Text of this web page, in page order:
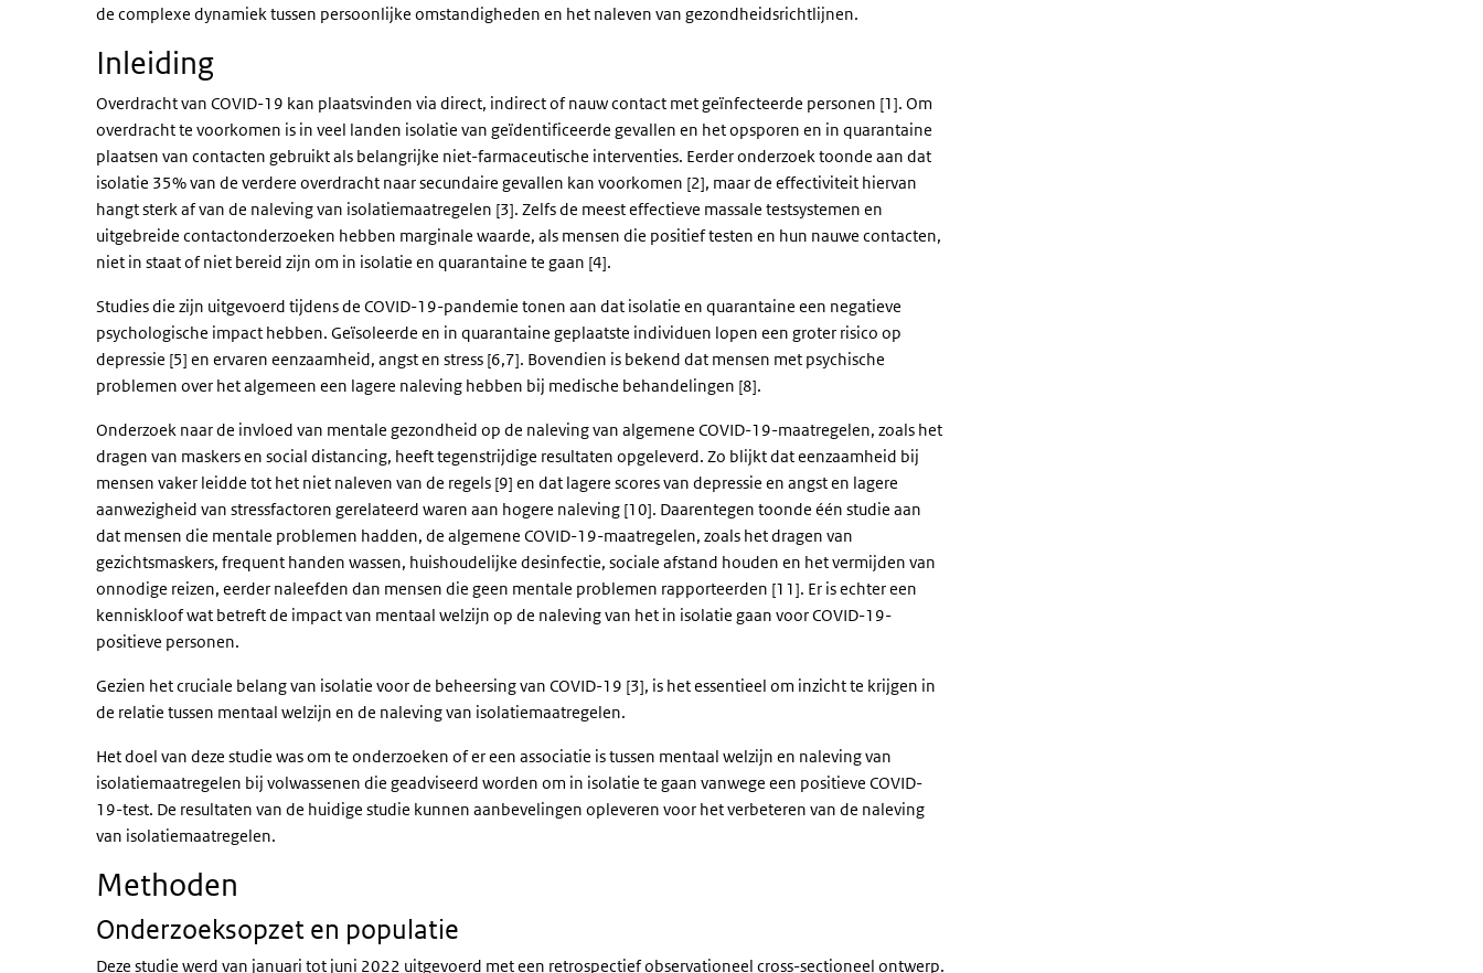
de complexe dynamiek tussen persoonlijke omstandigheden en het naleven van gezondheidsrichtlijnen.
Inleiding
Overdracht van COVID-19 kan plaatsvinden via direct, indirect of nauw contact met geïnfecteerde personen [1]. Om
overdracht te voorkomen is in veel landen isolatie van geïdentificeerde gevallen en het opsporen en in quarantaine
plaatsen van contacten gebruikt als belangrijke niet-farmaceutische interventies. Eerder onderzoek toonde aan dat
isolatie 35% van de verdere overdracht naar secundaire gevallen kan voorkomen [2], maar de effectiviteit hiervan
hangt sterk af van de naleving van isolatiemaatregelen [3]. Zelfs de meest effectieve massale testsystemen en
uitgebreide contactonderzoeken hebben marginale waarde, als mensen die positief testen en hun nauwe contacten,
niet in staat of niet bereid zijn om in isolatie en quarantaine te gaan [4].
Studies die zijn uitgevoerd tijdens de COVID-19-pandemie tonen aan dat isolatie en quarantaine een negatieve
psychologische impact hebben. Geïsoleerde en in quarantaine geplaatste individuen lopen een groter risico op
depressie [5] en ervaren eenzaamheid, angst en stress [6,7]. Bovendien is bekend dat mensen met psychische
problemen over het algemeen een lagere naleving hebben bij medische behandelingen [8].
Onderzoek naar de invloed van mentale gezondheid op de naleving van algemene COVID-19-maatregelen, zoals het
dragen van maskers en social distancing, heeft tegenstrijdige resultaten opgeleverd. Zo blijkt dat eenzaamheid bij
mensen vaker leidde tot het niet naleven van de regels [9] en dat lagere scores van depressie en angst en lagere
aanwezigheid van stressfactoren gerelateerd waren aan hogere naleving [10]. Daarentegen toonde één studie aan
dat mensen die mentale problemen hadden, de algemene COVID-19-maatregelen, zoals het dragen van
gezichtsmaskers, frequent handen wassen, huishoudelijke desinfectie, sociale afstand houden en het vermijden van
onnodige reizen, eerder naleefden dan mensen die geen mentale problemen rapporteerden [11]. Er is echter een
kenniskloof wat betreft de impact van mentaal welzijn op de naleving van het in isolatie gaan voor COVID-19-
positieve personen.
Gezien het cruciale belang van isolatie voor de beheersing van COVID-19 [3], is het essentieel om inzicht te krijgen in
de relatie tussen mentaal welzijn en de naleving van isolatiemaatregelen.
Het doel van deze studie was om te onderzoeken of er een associatie is tussen mentaal welzijn en naleving van
isolatiemaatregelen bij volwassenen die geadviseerd worden om in isolatie te gaan vanwege een positieve COVID-
19-test. De resultaten van de huidige studie kunnen aanbevelingen opleveren voor het verbeteren van de naleving
van isolatiemaatregelen.
Methoden
Onderzoeksopzet en populatie
Deze studie werd van januari tot juni 2022 uitgevoerd met een retrospectief observationeel cross-sectioneel ontwerp.